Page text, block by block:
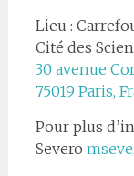
Lieu :
Cité des
30 avenue
75019 Paris,
Pour plus
Severo